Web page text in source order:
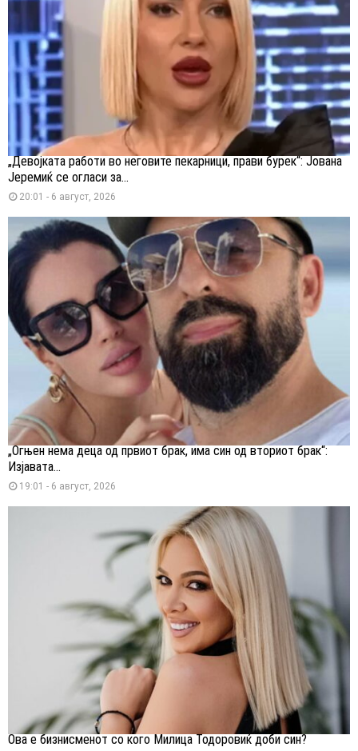
„Девојката работи во неговите пекарници, прави бурек“: Јована
Јеремиќ се огласи за...
20:01 - 6 август, 2026
„Огњен нема деца од првиот брак, има син од вториот брак“:
Изјавата...
19:01 - 6 август, 2026
Ова е бизнисменот со кого Милица Тодоровиќ доби син?